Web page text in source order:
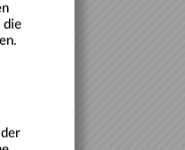
die